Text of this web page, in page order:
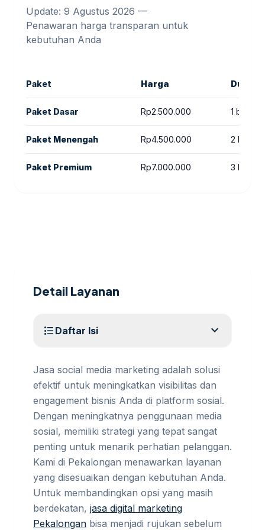
Update: 9 Agustus 2026 —
Penawaran harga transparan untuk
kebutuhan Anda
Paket Harga Durasi
Paket Dasar Rp2.500.000 1 bulan
Paket Menengah Rp4.500.000 2 bulan
Paket Premium Rp7.000.000 3 bulan
Detail Layanan
format_list_bulleted Daftar Isi expand_more
Jasa social media marketing adalah solusi
efektif untuk meningkatkan visibilitas dan
engagement bisnis Anda di platform sosial.
Dengan meningkatnya penggunaan media
sosial, memiliki strategi yang tepat sangat
penting untuk menarik perhatian pelanggan.
Kami di Pekalongan menawarkan layanan
yang disesuaikan dengan kebutuhan Anda.
Untuk membandingkan opsi yang masih
berdekatan, jasa digital marketing
Pekalongan bisa menjadi rujukan sebelum